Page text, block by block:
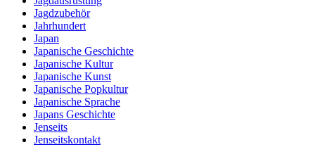
Jagdzubehör
Jahrhundert
Japan
Japanische Geschichte
Japanische Kultur
Japanische Kunst
Japanische Popkultur
Japanische Sprache
Japans Geschichte
Jenseits
Jenseitskontakt